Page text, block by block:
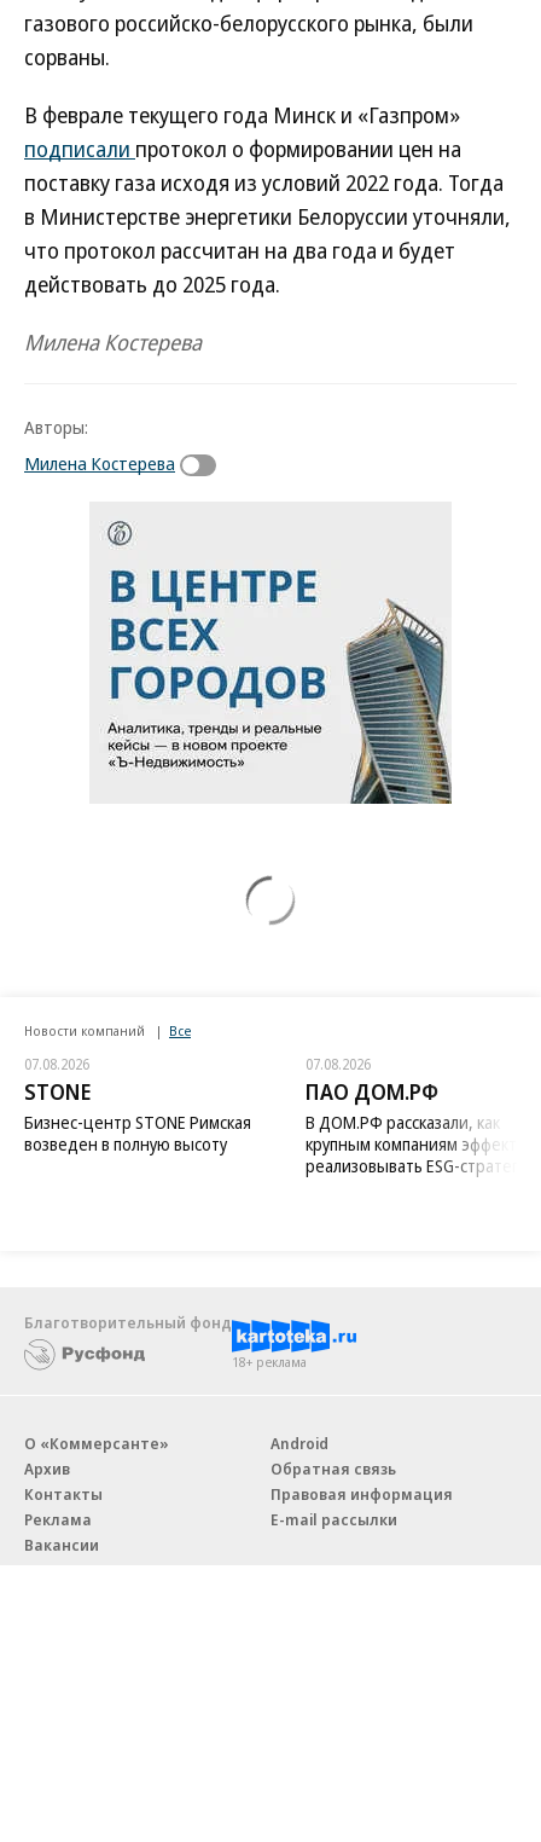
газового российско-белорусского рынка, были
сорваны.
В феврале текущего года Минск и «Газпром»
подписали протокол о формировании цен на
поставку газа исходя из условий 2022 года. Тогда
в Министерстве энергетики Белоруссии уточняли,
что протокол рассчитан на два года и будет
действовать до 2025 года.
Милена Костерева
Авторы:
Милена Костерева
Новости компаний Все
07.08.2026
STONE
Бизнес-центр STONE Римская
возведен в полную высоту
07.08.2026
ПАО ДОМ.РФ
В ДОМ.РФ рассказали, как
крупным компаниям
реализовывать ESG-стратегию
Благотворительный фонд
18+ реклама
О «Коммерсанте»
Архив
Контакты
Реклама
Вакансии
Android
Обратная связь
Правовая информация
E-mail рассылки